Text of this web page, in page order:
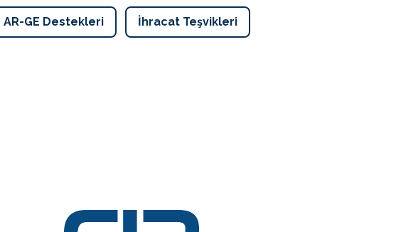
AR-GE Destekleri İhracat Teşvikleri